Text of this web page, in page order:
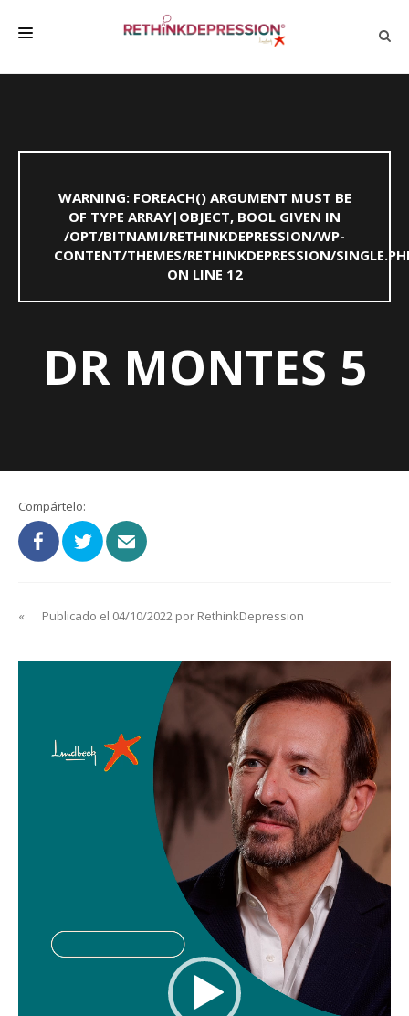
BIENESTAR
FAMILIA Y AMIGOS
DEPRESSÃO SEM RODEIOS
WARNING: FOREACH() ARGUMENT MUST BE
OF TYPE ARRAY|OBJECT, BOOL GIVEN IN
/OPT/BITNAMI/RETHINKDEPRESSION/WP-
CONTENT/THEMES/RETHINKDEPRESSION/
ON LINE 12
DR MONTES 5
Compártelo:
« Publicado el 04/10/2022 por RethinkDepression